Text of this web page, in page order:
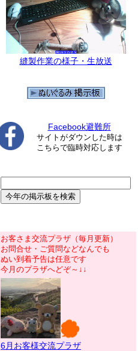
縫製作業の様子・生放送
Facebook避難所
サイトがダウンした時は
こちらで臨時対応します
お客さま交流プラザ（毎月更新）
お問合せ・ご質問などなんでも
ぬい到着予告は任意です
今月のプラザへどぞ～↓↓
6月お客様交流プラザ